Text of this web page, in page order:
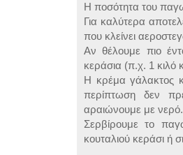
Η ποσότητα του
Για καλύτερα
που κλείνει
Αν θέλουμε πιο
κεράσια (π.χ. 1 κιλό
Η κρέμα γάλακτος
περίπτωση δεν
αραιώνουμε με νερό.
Σερβίρουμε το
κουταλιού κεράσι ή